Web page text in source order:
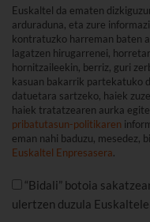
Euskaltel da ematen
arduraduna, eta zure
kontratuzko harreman baten
lagatzen hirugarrenei,
hornitzaileekin, berriz, guri
kasuan bakarrik partekatuko
datuetara sartzeko, haiek
haiek tratatzearen aurka
pribatutasun-politikaren
eman nahi baduzu, mesedez,
Euskaltel Enpresasera.
“Bidali” botoia
ulertzen duzula